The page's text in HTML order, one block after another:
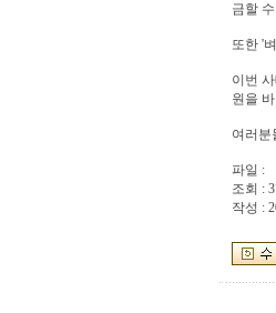
금할
또한 '
이번
원을
여러분
파일 :
조회 :
작성 :